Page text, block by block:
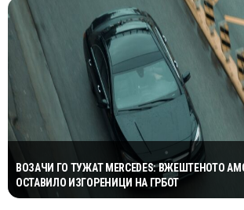
ВОЗАЧИ ГО ТУЖАТ MERCEDES: ВЖЕШТЕНОТО
ОСТАВИЛО ИЗГОРЕНИЦИ НА ГРБОТ